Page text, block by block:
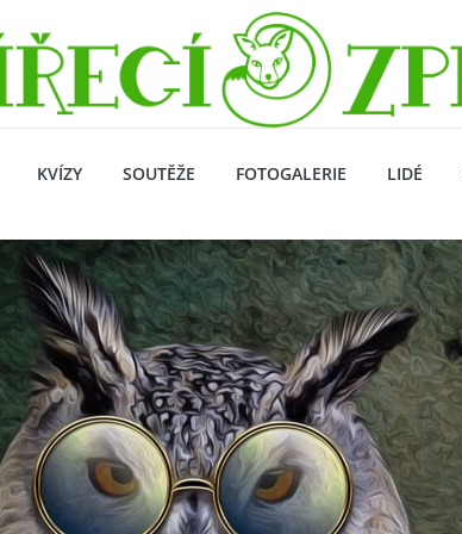
KVÍZY SOUTĚŽE FOTOGALERIE LIDÉ